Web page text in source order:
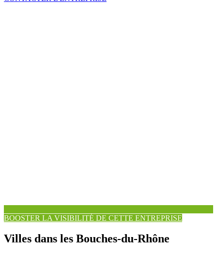
BOOSTER LA VISIBILITÉ DE CETTE ENTREPRISE
Villes dans les Bouches-du-Rhône